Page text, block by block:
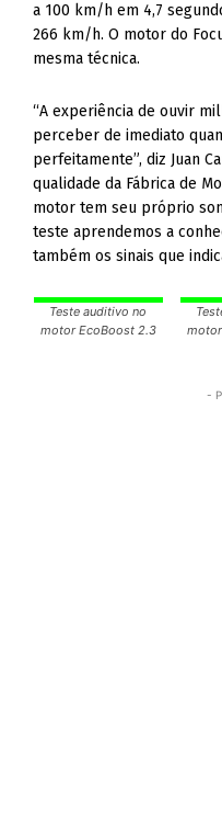
a 100 km/h em 4,7
266 km/h. O motor do
mesma técnica.
“A experiência de ouvir
perceber de imediato
perfeitamente”, diz Juan
qualidade da Fábrica de
motor tem seu próprio
teste aprendemos a
também os sinais que
Teste auditivo no
motor EcoBoost 2.3
-